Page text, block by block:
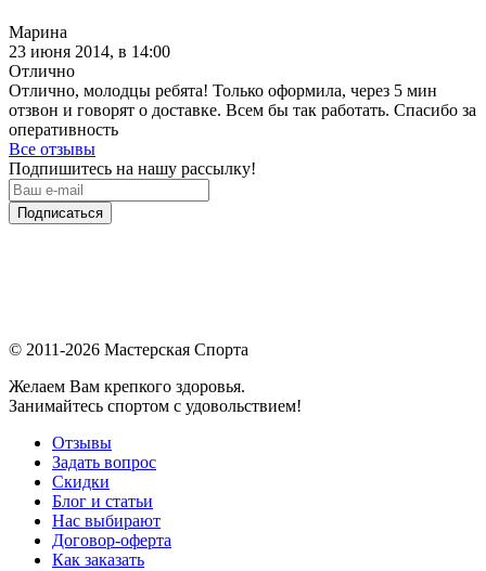
Марина
23 июня 2014, в 14:00
Отлично
Отлично, молодцы ребята! Только оформила, через 5 мин
отзвон и говорят о доставке. Всем бы так работать. Спасибо за
оперативность
Все отзывы
Подпишитесь на нашу рассылку!
Подписаться
© 2011-2026 Мастерская Спорта
Желаем Вам крепкого здоровья.
Занимайтесь спортом с удовольствием!
Отзывы
Задать вопрос
Скидки
Блог и статьи
Нас выбирают
Договор-оферта
Как заказать